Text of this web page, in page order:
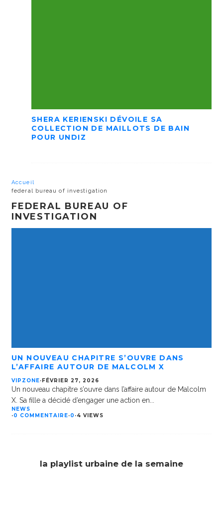
SHERA KERIENSKI DÉVOILE SA
COLLECTION DE MAILLOTS DE BAIN
POUR UNDIZ
Accueil
federal bureau of investigation
FEDERAL BUREAU OF
INVESTIGATION
UN NOUVEAU CHAPITRE S’OUVRE DANS
L’AFFAIRE AUTOUR DE MALCOLM X
VIPZONE· FÉVRIER 27, 2026
Un nouveau chapitre s’ouvre dans l’affaire autour de Malcolm
X. Sa fille a décidé d’engager une action en
NEWS
·0 COMMENTAIRE·0 ·4 VIEWS
la playlist urbaine de la semaine